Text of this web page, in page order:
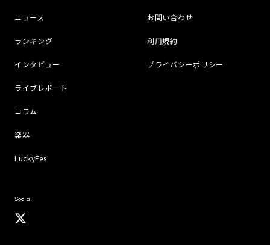
ニュース
ランキング
インタビュー
ライブレポート
コラム
楽器
LuckyFes
お問い合わせ
利用規約
プライバシーポリシー
Social